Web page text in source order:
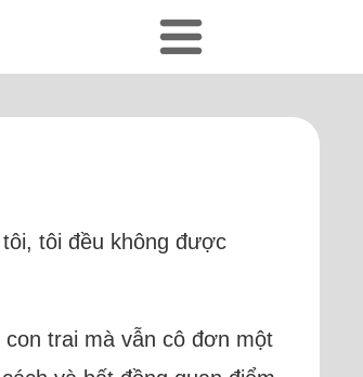
tôi đều không được
trai mà vẫn cô đơn một